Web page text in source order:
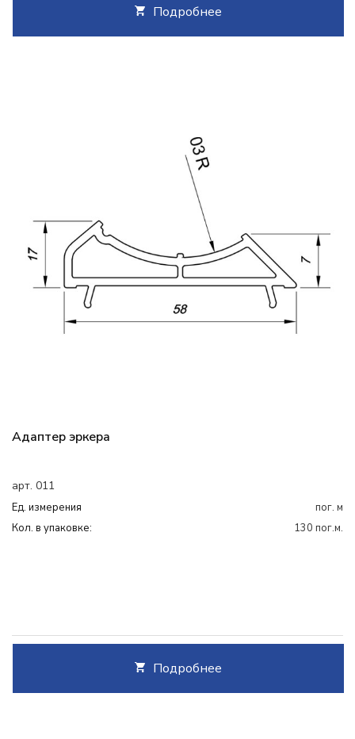
Подробнее
Адаптер эркера
арт. 011
Ед. измерения
пог. м
Кол. в упаковке:
130 пог.м.
Подробнее